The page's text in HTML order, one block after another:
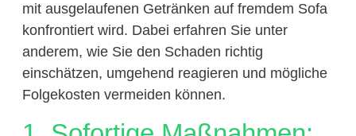
mit ausgelaufenen Getränken auf fremdem Sofa
konfrontiert wird. Dabei erfahren Sie unter
anderem, wie Sie den Schaden richtig
einschätzen, umgehend reagieren und mögliche
Folgekosten vermeiden können.